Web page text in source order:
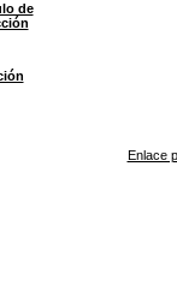
de
Enlace